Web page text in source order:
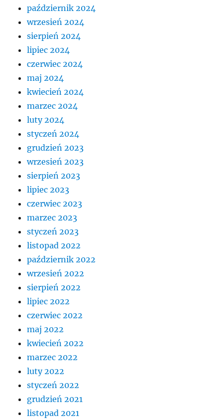
październik 2024
wrzesień 2024
sierpień 2024
lipiec 2024
czerwiec 2024
maj 2024
kwiecień 2024
marzec 2024
luty 2024
styczeń 2024
grudzień 2023
wrzesień 2023
sierpień 2023
lipiec 2023
czerwiec 2023
marzec 2023
styczeń 2023
listopad 2022
październik 2022
wrzesień 2022
sierpień 2022
lipiec 2022
czerwiec 2022
maj 2022
kwiecień 2022
marzec 2022
luty 2022
styczeń 2022
grudzień 2021
listopad 2021